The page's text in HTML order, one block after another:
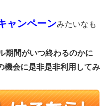
ャンペーンみたいなも
期間がいつ終わるのかに
機会に是非是非利用してみ